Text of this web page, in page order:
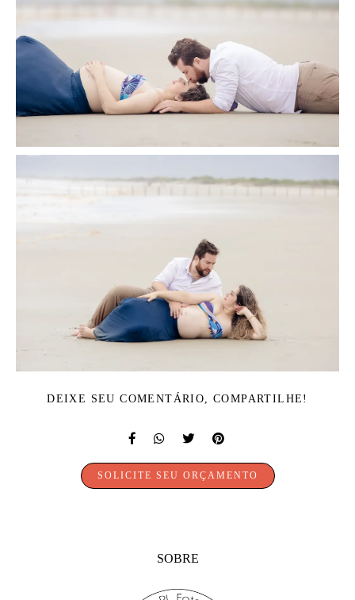
DEIXE SEU COMENTÁRIO, COMPARTILHE!
SOLICITE SEU ORÇAMENTO
SOBRE